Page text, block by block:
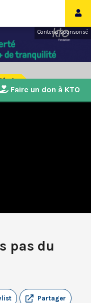
Contenu sponsorisé
pas du
Partager
Faire un don à KTO